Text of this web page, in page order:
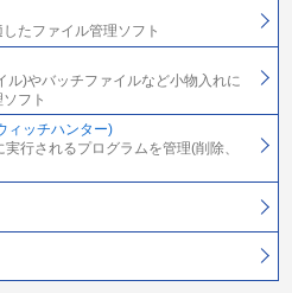
たファイル管理ソフト
ル)やバッチファイルなど小物入れに
フト
ィッチハンター)
行されるプログラムを管理(削除、